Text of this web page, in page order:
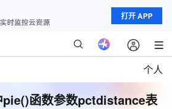
打开 APP
个人
函数参数pctdistance表